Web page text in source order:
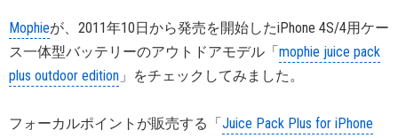
Mophieが、2011年10日から発売を開始したiPhone 4S/4用ケー
ス一体型バッテリーのアウトドアモデル「mophie juice pack
plus outdoor edition 」をチェックしてみました。
フォーカルポイントが販売する「Juice Pack Plus for iPhone